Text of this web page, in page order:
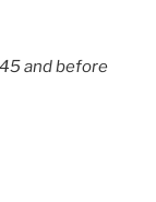
and before